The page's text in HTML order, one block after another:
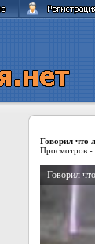
Говорил что
Просмотров -
Говорил